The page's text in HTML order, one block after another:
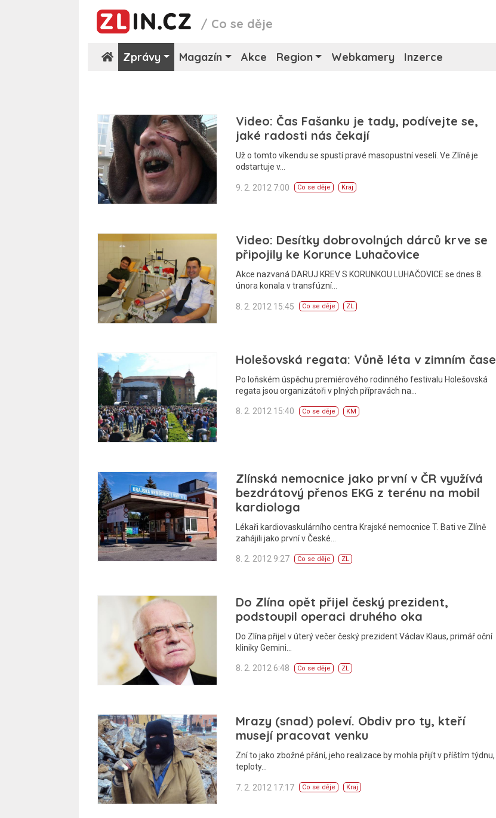
/ Co se děje
Zprávy Magazín Akce Region Webkamery Inzerce
Video: Čas Fašanku je tady, podívejte se,
jaké radosti nás čekají
Už o tomto víkendu se spustí pravé masopustní veselí. Ve Zlíně je
odstartuje v…
9. 2. 2012 7:00 Co se děje Kraj
Video: Desítky dobrovolných dárců krve se
připojily ke Korunce Luhačovice
Akce nazvaná DARUJ KREV S KORUNKOU LUHAČOVICE se dnes 8.
února konala v transfúzní…
8. 2. 2012 15:45 Co se děje ZL
Holešovská regata: Vůně léta v zimním čase
Po loňském úspěchu premiérového rodinného festivalu Holešovská
regata jsou organizátoři v plných přípravách na…
8. 2. 2012 15:40 Co se děje KM
Zlínská nemocnice jako první v ČR využívá
bezdrátový přenos EKG z terénu na mobil
kardiologa
Lékaři kardiovaskulárního centra Krajské nemocnice T. Bati ve Zlíně
zahájili jako první v České…
8. 2. 2012 9:27 Co se děje ZL
Do Zlína opět přijel český prezident,
podstoupil operaci druhého oka
Do Zlína přijel v úterý večer český prezident Václav Klaus, primář oční
kliniky Gemini…
8. 2. 2012 6:48 Co se děje ZL
Mrazy (snad) poleví. Obdiv pro ty, kteří
musejí pracovat venku
Zní to jako zbožné přání, jeho realizace by mohla přijít v příštím týdnu,
teploty…
7. 2. 2012 17:17 Co se děje Kraj